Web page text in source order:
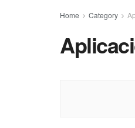
Home Category